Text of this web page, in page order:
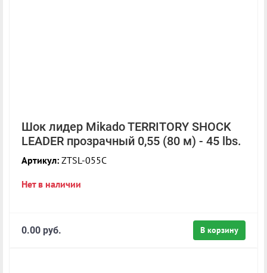
Шок лидер Mikado TERRITORY SHOCK
LEADER прозрачный 0,55 (80 м) - 45 lbs.
Артикул: ZTSL-055C
Нет в наличии
В корзину
0.00 руб.